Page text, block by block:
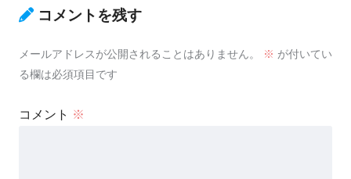
コメントを残す
メールアドレスが公開されることはありません。 ※ が付いてい
る欄は必須項目です
コメント ※